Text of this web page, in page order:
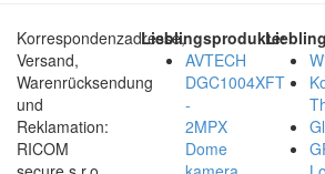
Korrespondenzadresse,
Versand,
Warenrücksendung
und
Reklamation:
RICOM
Lieblingsprodukte:
AVTECH
DGC1004XFT
-
2MPX
Dome